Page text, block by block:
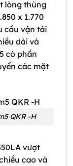
lòng thùng
x 1.770
cầu vận tải
dài và
có phần
các mặt
QKR -H
vượt
cao và